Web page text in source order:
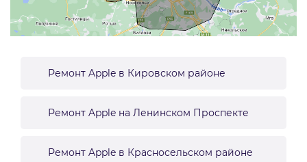
Ремонт Apple в Кировском районе
Ремонт Apple на Ленинском Проспекте
Ремонт Apple в Красносельском районе